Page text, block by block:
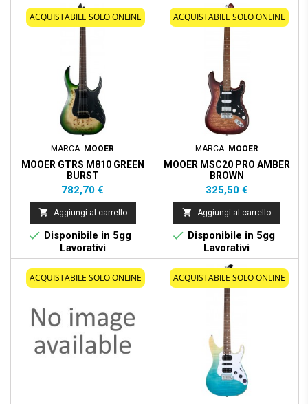
ACQUISTABILE SOLO ONLINE
MARCA: MOOER
MOOER GTRS M810 GREEN
BURST
Prezzo
782,70 €
 Aggiungi al carrello
 Disponibile in 5gg
Lavorativi
ACQUISTABILE SOLO ONLINE
MARCA: MOOER
MOOER MSC20 PRO AMBER
BROWN
Prezzo
325,50 €
 Aggiungi al carrello
 Disponibile in 5gg
Lavorativi
ACQUISTABILE SOLO ONLINE ACQUISTABILE SOLO ONLINE